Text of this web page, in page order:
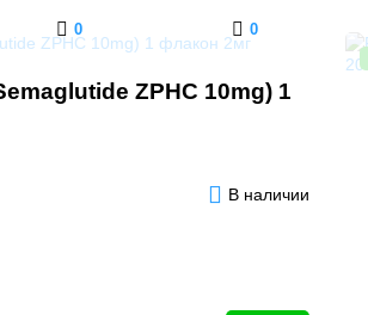
0 0
ZPHC 10mg) 1
В наличии